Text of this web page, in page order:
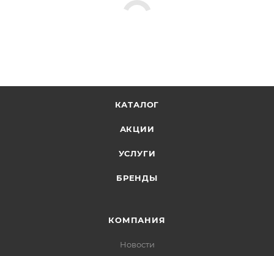
КАТАЛОГ
АКЦИИ
УСЛУГИ
БРЕНДЫ
КОМПАНИЯ
Новости